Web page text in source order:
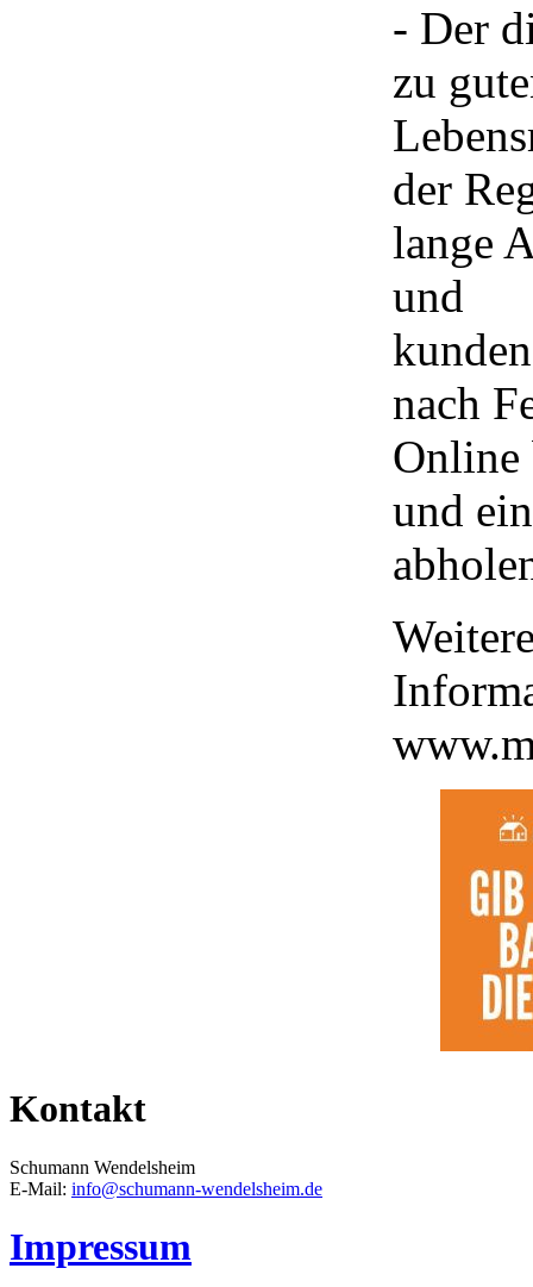
- Der
zu
der
lange
und
nach
Online
und
Kontakt
Schumann Wendelsheim
E-Mail: info@schumann-wendelsheim.de
Impressum